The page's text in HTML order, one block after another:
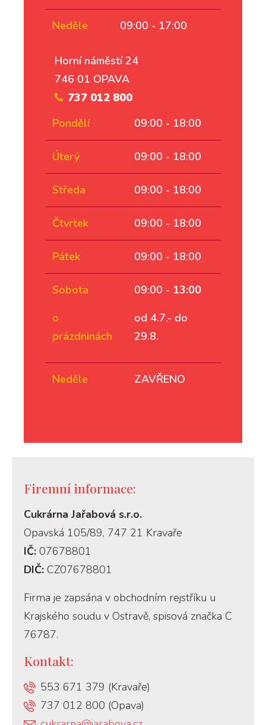
Neděle 09:00 - 17:00
Horní náměstí 24
746 01 OPAVA
737 012 800
Pondělí
09:00 - 18:00
Úterý 09:00 - 18:00
Středa 09:00 - 18:00
Čtvrtek 09:00 - 18:00
Pátek 09:00 - 18:00
Sobota
o
prázdninách
09:00 - 13:00
od 4.7.- do
29.8.
Neděle ZAVŘENO
Firemní informace:
Cukrárna Jařabová s.r.o.
Opavská 105/89, 747 21 Kravaře
IČ: 07678801
DIČ: CZ07678801
Firma je zapsána v obchodním rejstříku u
Krajského soudu v Ostravě, spisová značka C
76787.
Kontakt:
553 671 379 (Kravaře)
737 012 800 (Opava)